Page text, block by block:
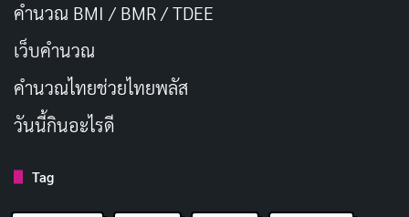
คำนวณ BMI / BMR / TDEE
เว็บคํานวณ
คํานวณไทยช่วยไทยพลัส
วันนี้กินอะไรดี
Tag